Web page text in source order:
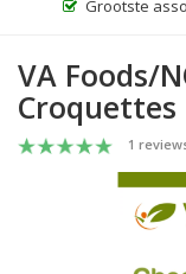
Grootste
VA Foods/
Croquettes
1